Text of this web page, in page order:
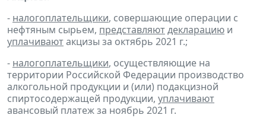
- налогоплательщики, совершающие операции с
нефтяным сырьем, представляютдекларацию и
уплачиваютакцизы за октябрь 2021 г.;
- налогоплательщики, осуществляющие на
территории Российской Федерации производство
алкогольной продукции и (или) подакцизной
спиртосодержащей продукции, уплачивают
авансовый платеж за ноябрь 2021 г.